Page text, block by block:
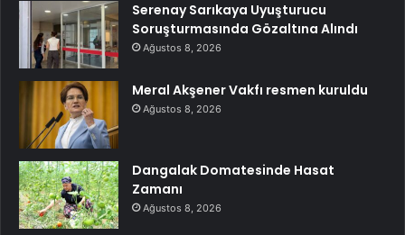
Serenay Sarıkaya Uyuşturucu
Soruşturmasında Gözaltına Alındı
Ağustos 8, 2026
Meral Akşener Vakfı resmen kuruldu
Ağustos 8, 2026
Dangalak Domatesinde Hasat
Zamanı
Ağustos 8, 2026